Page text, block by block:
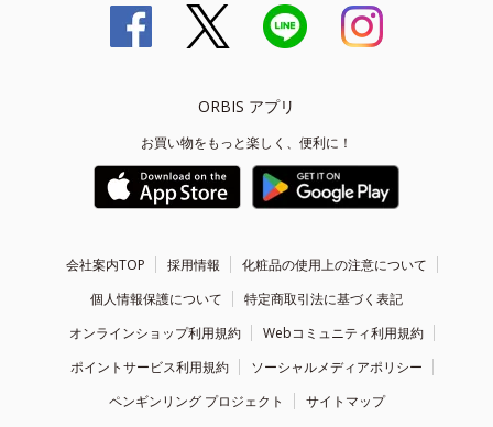
ORBIS アプリ
お買い物をもっと楽しく、便利に！
会社案内TOP 採用情報
化粧品の使用上の注意について
個人情報保護について
特定商取引法に基づく表記
オンラインショップ利用規約
Webコミュニティ利用規約
ポイントサービス利用規約
ソーシャルメディアポリシー
ペンギンリング プロジェクト
サイトマップ